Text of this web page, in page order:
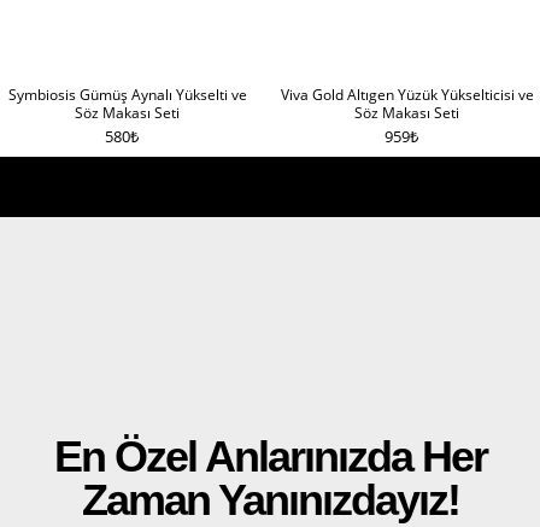
Symbiosis Gümüş Aynalı Yükselti ve
Söz Makası Seti
580₺
Viva Gold Altıgen Yüzük Yükselticisi ve
Söz Makası Seti
959₺
En Özel Anlarınızda Her
Zaman Yanınızdayız!